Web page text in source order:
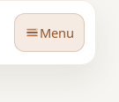
Menu